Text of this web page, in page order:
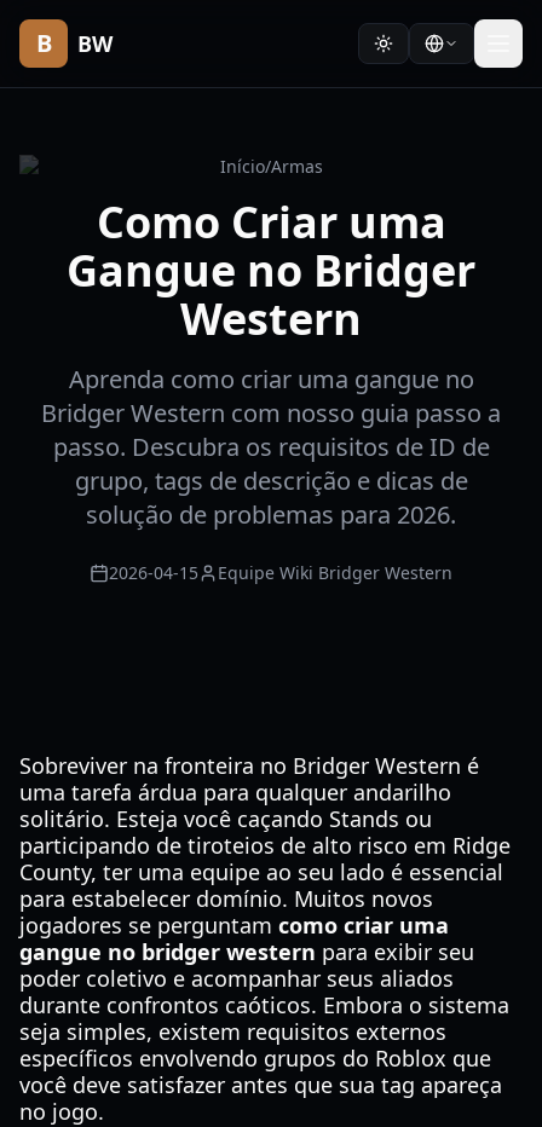
B BW
Início/Armas
Como Criar uma
Gangue no Bridger
Western
Aprenda como criar uma gangue no
Bridger Western com nosso guia passo a
passo. Descubra os requisitos de ID de
grupo, tags de descrição e dicas de
solução de problemas para 2026.
2026-04-15 Equipe Wiki Bridger Western
Sobreviver na fronteira no Bridger Western é
uma tarefa árdua para qualquer andarilho
solitário. Esteja você caçando Stands ou
participando de tiroteios de alto risco em Ridge
County, ter uma equipe ao seu lado é essencial
para estabelecer domínio. Muitos novos
jogadores se perguntam como criar uma
gangue no bridger western para exibir seu
poder coletivo e acompanhar seus aliados
durante confrontos caóticos. Embora o sistema
seja simples, existem requisitos externos
específicos envolvendo grupos do Roblox que
você deve satisfazer antes que sua tag apareça
no jogo.